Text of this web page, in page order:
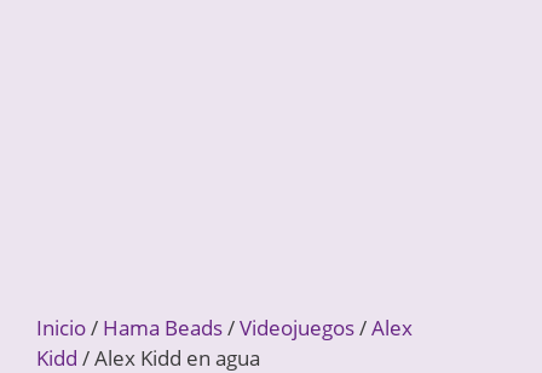
Inicio/ Hama Beads/Videojuegos/Alex
Kidd / Alex Kidd en agua